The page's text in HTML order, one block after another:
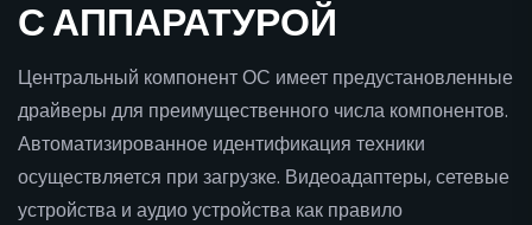
С АППАРАТУРОЙ
Центральный компонент ОС имеет предустановленные
драйверы для преимущественного числа компонентов.
Автоматизированное идентификация техники
осуществляется при загрузке. Видеоадаптеры, сетевые
устройства и аудио устройства как правило